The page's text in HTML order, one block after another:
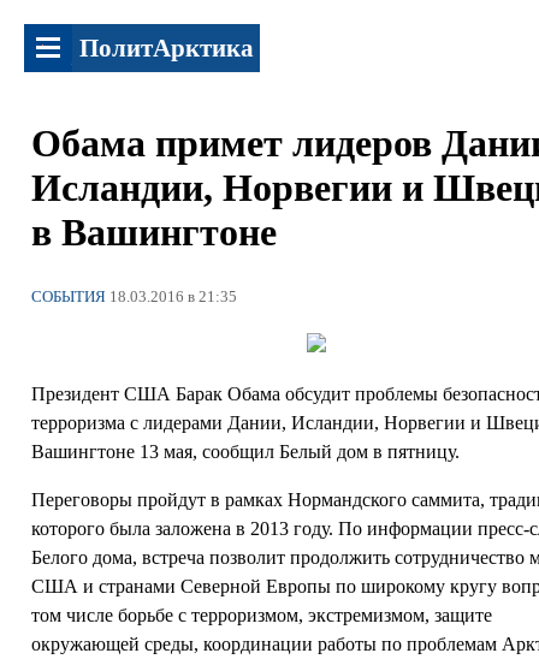
ПолитАрктика
Обама примет лидеров
Исландии, Норвегии и
в Вашингтоне
СОБЫТИЯ 18.03.2016 в 21:35
Президент США Барак Обама обсудит проблемы
терроризма с лидерами Дании, Исландии, Норвегии и
Вашингтоне 13 мая, сообщил Белый дом в пятницу.
Переговоры пройдут в рамках Нормандского саммита,
которого была заложена в 2013 году. По информации пресс-
Белого дома, встреча позволит продолжить сотрудничество
США и странами Северной Европы по широкому кругу
том числе борьбе с терроризмом, экстремизмом, защите
окружающей среды, координации работы по проблемам